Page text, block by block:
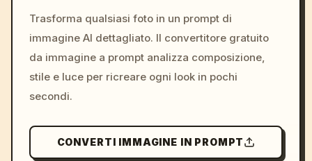
colors, 8k --v 6.0
Trasforma qualsiasi foto in un prompt di
immagine AI dettagliato. Il convertitore gratuito
da immagine a prompt analizza composizione,
stile e luce per ricreare ogni look in pochi
secondi.
CONVERTI IMMAGINE IN PROMPT